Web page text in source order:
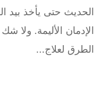
الحديث حتى يأخذ بيد
الإدمان الأليمة. ولا
الطرق لعلاج...